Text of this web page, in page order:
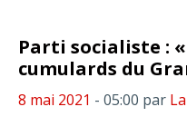
Parti socialiste :
cumulards du
8 mai 2021 - 05:00 par